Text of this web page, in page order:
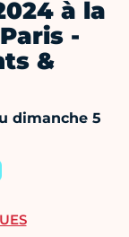
à la
-
&
dimanche 5